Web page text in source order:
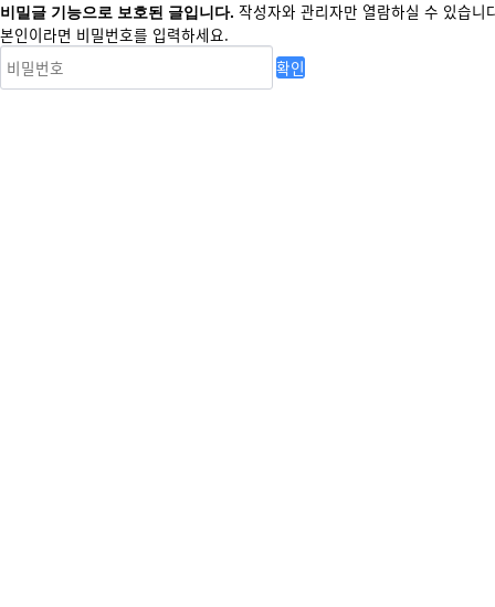
비밀글 기능으로 보호된 글입니다. 작성자와 관리자만 열람하실 수 있습니
본인이라면 비밀번호를 입력하세요.